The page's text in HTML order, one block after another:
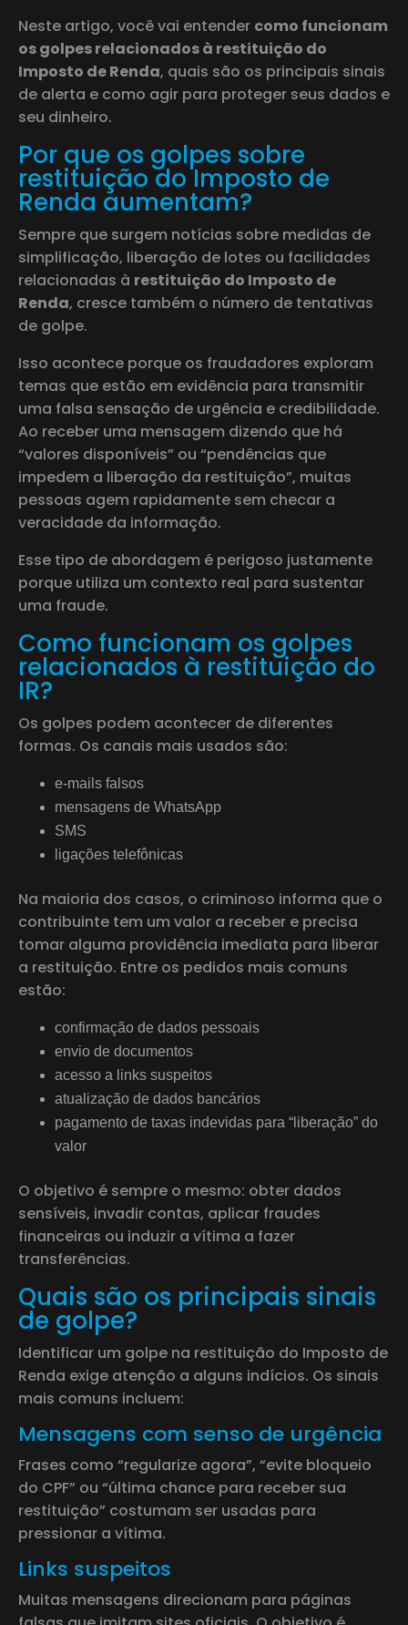
Neste artigo, você vai entender como funcionam
os golpes relacionados à restituição do
Imposto de Renda, quais são os principais sinais
de alerta e como agir para proteger seus dados e
seu dinheiro.
Por que os golpes sobre
restituição do Imposto de
Renda aumentam?
Sempre que surgem notícias sobre medidas de
simplificação, liberação de lotes ou facilidades
relacionadas à restituição do Imposto de
Renda, cresce também o número de tentativas
de golpe.
Isso acontece porque os fraudadores exploram
temas que estão em evidência para transmitir
uma falsa sensação de urgência e credibilidade.
Ao receber uma mensagem dizendo que há
“valores disponíveis” ou “pendências que
impedem a liberação da restituição”, muitas
pessoas agem rapidamente sem checar a
veracidade da informação.
Esse tipo de abordagem é perigoso justamente
porque utiliza um contexto real para sustentar
uma fraude.
Como funcionam os golpes
relacionados à restituição do
IR?
Os golpes podem acontecer de diferentes
formas. Os canais mais usados são:
e-mails falsos
mensagens de WhatsApp
SMS
ligações telefônicas
Na maioria dos casos, o criminoso informa que o
contribuinte tem um valor a receber e precisa
tomar alguma providência imediata para liberar
a restituição. Entre os pedidos mais comuns
estão:
confirmação de dados pessoais
envio de documentos
acesso a links suspeitos
atualização de dados bancários
pagamento de taxas indevidas para “liberação” do
valor
O objetivo é sempre o mesmo: obter dados
sensíveis, invadir contas, aplicar fraudes
financeiras ou induzir a vítima a fazer
transferências.
Quais são os principais sinais
de golpe?
Identificar um golpe na restituição do Imposto de
Renda exige atenção a alguns indícios. Os sinais
mais comuns incluem:
Mensagens com senso de urgência
Frases como “regularize agora”, “evite bloqueio
do CPF” ou “última chance para receber sua
restituição” costumam ser usadas para
pressionar a vítima.
Links suspeitos
Muitas mensagens direcionam para páginas